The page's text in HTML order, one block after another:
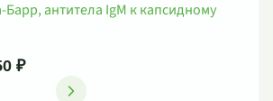
антитела IgM к капсидному
₽